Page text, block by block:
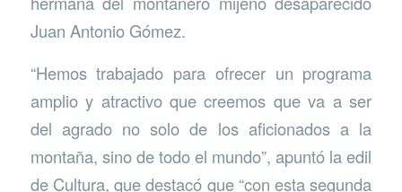
Juan Antonio Gómez.
“Hemos trabajado para ofrecer un programa
amplio y atractivo que creemos que va a ser
del agrado no solo de los aficionados a la
montaña, sino de todo el mundo”, apuntó la edil
de Cultura, que destacó que “con esta segunda